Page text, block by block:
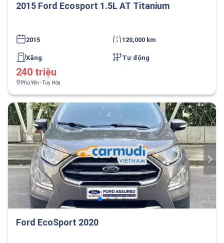
2015 Ford Ecosport 1.5L AT Titanium
2015 120,000 km
Xăng Tự động
240 triệu
Phú Yên - Tuy Hòa
Ford EcoSport 2020